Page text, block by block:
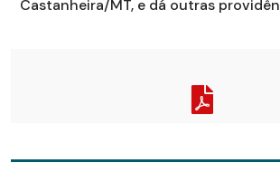
Castanheira/MT, e dá outras